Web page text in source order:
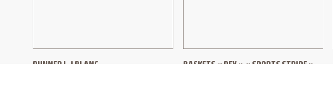
RUNNER L-I BLANC
BASKETS « REX » « SPORTS STRIPE »